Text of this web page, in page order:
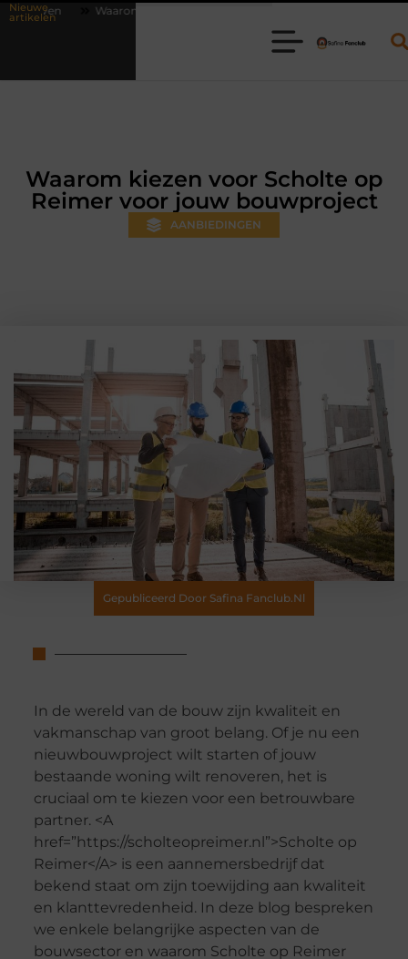
Nieuwe
artikelenvlees bestellen steeds gewoner wordt
Waarom kiezen voor Scholte op
Reimer voor jouw bouwproject
AANBIEDINGEN
Gepubliceerd Door Safina Fanclub.nl
In de wereld van de bouw zijn kwaliteit en
vakmanschap van groot belang. Of je nu een
nieuwbouwproject wilt starten of jouw
bestaande woning wilt renoveren, het is
cruciaal om te kiezen voor een betrouwbare
partner. <A
href=”https://scholteopreimer.nl”>Scholte op
Reimer</A> is een aannemersbedrijf dat
bekend staat om zijn toewijding aan kwaliteit
en klanttevredenheid. In deze blog bespreken
we enkele belangrijke aspecten van de
bouwsector en waarom Scholte op Reimer